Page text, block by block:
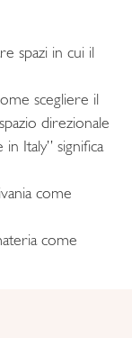
spazi in cui il
scegliere il
direzionale
Italy” significa
come
come